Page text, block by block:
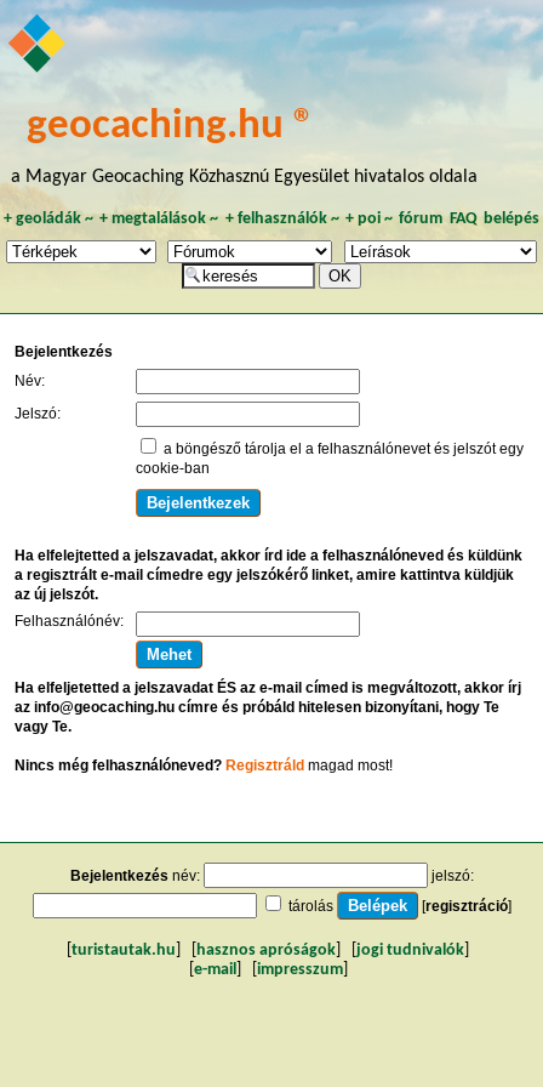
geocaching.hu ®
a Magyar Geocaching Közhasznú Egyesület hivatalos oldala
+ geoládák~ +megtalálások~ +felhasználók~ + poi~ fórum FAQ belépés
Bejelentkezés
Név:
Jelszó:
a böngésző tárolja el a felhasználónevet és jelszót egy
cookie-ban
Ha elfelejtetted a jelszavadat, akkor írd ide a felhasználóneved és küldünk
a regisztrált e-mail címedre egy jelszókérő linket, amire kattintva küldjük
az új jelszót.
Felhasználónév:
Ha elfeljetetted a jelszavadat ÉS az e-mail címed is megváltozott, akkor írj
az info@geocaching.hu címre és próbáld hitelesen bizonyítani, hogy Te
vagy Te.
Nincs még felhasználóneved? Regisztráldmagad most!
Bejelentkezés név:
jelszó:
tárolás
[regisztráció]
turistautak.hu hasznos apróságok jogi tudnivalók
e-mail impresszum]